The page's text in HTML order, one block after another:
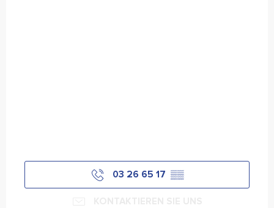
03 26 65 17 ▒▒